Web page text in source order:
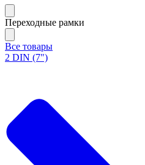
Переходные рамки
Все товары
2 DIN (7")